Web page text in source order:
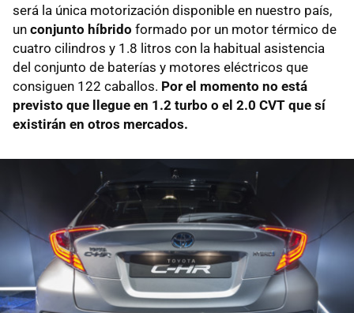
será la única motorización disponible en nuestro país,
un conjunto híbrido formado por un motor térmico de
cuatro cilindros y 1.8 litros con la habitual asistencia
del conjunto de baterías y motores eléctricos que
consiguen 122 caballos. Por el momento no está
previsto que llegue en 1.2 turbo o el 2.0 CVT que sí
existirán en otros mercados.